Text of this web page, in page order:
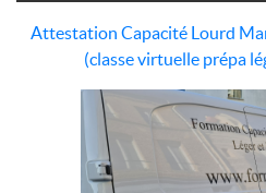
Attestation Capacité Lourd
(classe virtuelle prépa